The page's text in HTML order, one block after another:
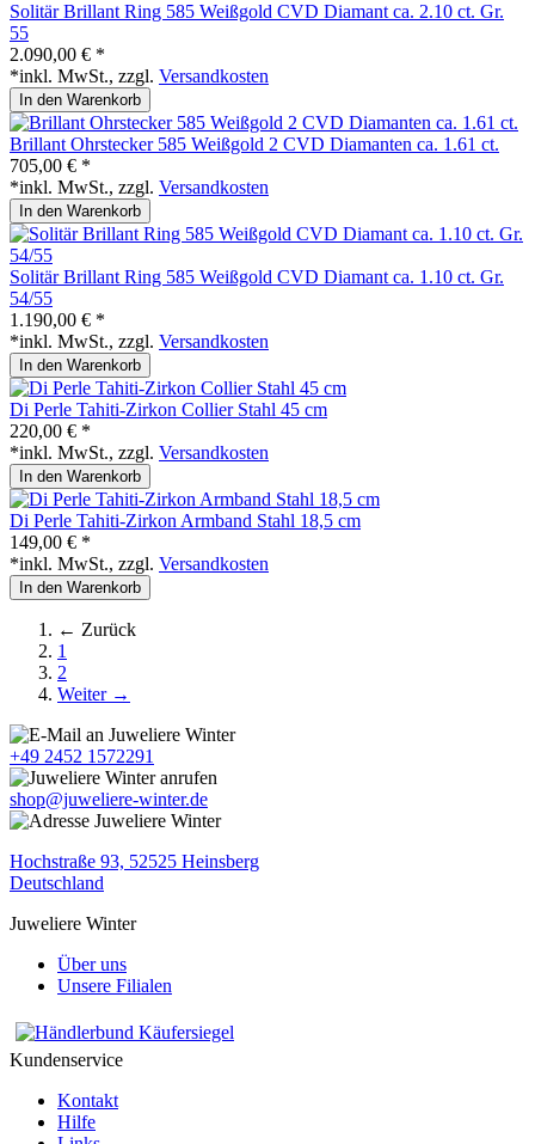
Solitär Brillant Ring 585 Weißgold CVD Diamant ca. 2.10 ct. Gr.
55
2.090,00 € *
*inkl. MwSt., zzgl. Versandkosten
In den Warenkorb
Brillant Ohrstecker 585 Weißgold 2 CVD Diamanten ca. 1.61 ct.
705,00 € *
*inkl. MwSt., zzgl. Versandkosten
In den Warenkorb
Solitär Brillant Ring 585 Weißgold CVD Diamant ca. 1.10 ct. Gr.
54/55
1.190,00 € *
*inkl. MwSt., zzgl. Versandkosten
In den Warenkorb
Di Perle Tahiti-Zirkon Collier Stahl 45 cm
220,00 € *
*inkl. MwSt., zzgl. Versandkosten
In den Warenkorb
Di Perle Tahiti-Zirkon Armband Stahl 18,5 cm
149,00 € *
*inkl. MwSt., zzgl. Versandkosten
In den Warenkorb
← Zurück
1
2
Weiter →
+49 2452 1572291
shop@juweliere-winter.de
Hochstraße 93, 52525 Heinsberg
Deutschland
Juweliere Winter
Über uns
Unsere Filialen
Kundenservice
Kontakt
Hilfe